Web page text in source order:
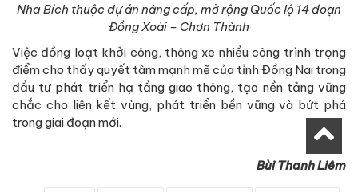
Nha Bích thuộc dự án nâng cấp, mở rộng Quốc lộ 14 đoạn
Đồng Xoài – Chơn Thành
Việc đồng loạt khởi công, thông xe nhiều công trình trọng
điểm cho thấy quyết tâm mạnh mẽ của tỉnh Đồng Nai trong
đầu tư phát triển hạ tầng giao thông, tạo nền tảng vững
chắc cho liên kết vùng, phát triển bền vững và bứt phá
trong giai đoạn mới.
Bùi Thanh Liêm